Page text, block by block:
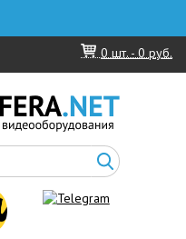
0 шт. - 0 руб.